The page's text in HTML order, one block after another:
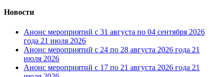
Новости
Анонс мероприятий с 31 августа по 04 сентября 2026
года 21 июля 2026
Анонс мероприятий с 24 по 28 августа 2026 года 21
июля 2026
Анонс мероприятий с 17 по 21 августа 2026 года 21